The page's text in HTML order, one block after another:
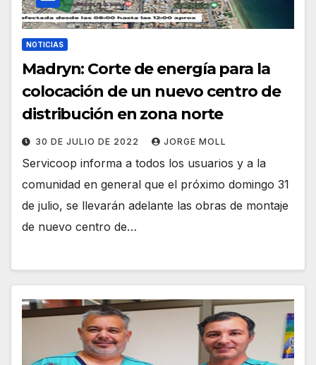
NOTICIAS
Madryn: Corte de energía para la
colocación de un nuevo centro de
distribución en zona norte
30 DE JULIO DE 2022 JORGE MOLL
Servicoop informa a todos los usuarios y a la
comunidad en general que el próximo domingo 31
de julio, se llevarán adelante las obras de montaje
de nuevo centro de…